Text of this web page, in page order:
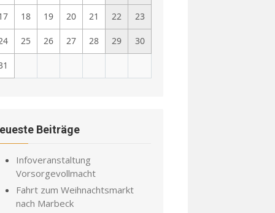
18 19 20 21 22 23
25 26 27 28 29 30
Beiträge
Infoveranstaltung
Vorsorgevollmacht
Fahrt zum Weihnachtsmarkt
nach Marbeck